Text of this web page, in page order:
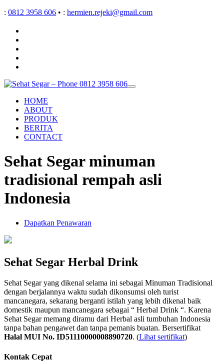
: 0812 3958 606 • : hermien.rejeki@gmail.com
HOME
ABOUT
PRODUK
BERITA
CONTACT
Sehat Segar minuman
tradisional rempah asli
Indonesia
Dapatkan Penawaran
Sehat Segar Herbal Drink
Sehat Segar yang dikenal selama ini sebagai Minuman Tradisional
dengan berjalannya waktu sudah dikonsumsi oleh turist
mancanegara, sekarang berganti istilah yang lebih dikenal baik
domestik maupun mancanegara sebagai “ Herbal Drink “. Karena
Sehat Segar memang diramu dari Herbal asli tumbuhan Indonesia
tanpa bahan pengawet dan tanpa pemanis buatan. Bersertifikat
Halal MUI No. ID51110000008890720. (Lihat sertifikat)
Kontak Cepat